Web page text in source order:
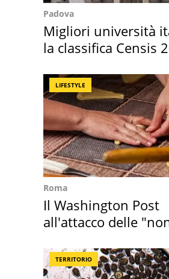
Padova
Migliori università
la classifica Censis
LIFESTYLE
Roma
Il Washington Post
all'attacco delle
TERRITORIO